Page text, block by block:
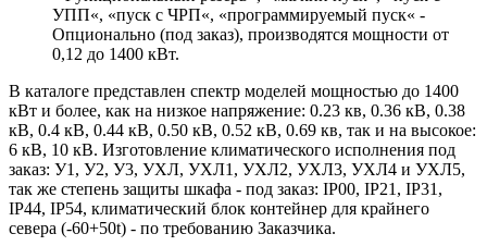
УПП«, «пуск с ЧРП«, «программируемый пуск« -
Опционально (под заказ), производятся мощности от
0,12 до 1400 кВт.
В каталоге представлен спектр моделей мощностью до 1400
кВт и более, как на низкое напряжение: 0.23 кв, 0.36 кВ, 0.38
кВ, 0.4 кВ, 0.44 кВ, 0.50 кВ, 0.52 кВ, 0.69 кв, так и на высокое:
6 кВ, 10 кВ. Изготовление климатического исполнения под
заказ: У1, У2, У3, УХЛ, УХЛ1, УХЛ2, УХЛ3, УХЛ4 и УХЛ5,
так же степень защиты шкафа - под заказ: IP00, IP21, IP31,
IP44, IP54, климатический блок контейнер для крайнего
севера (-60+50t) - по требованию Заказчика.